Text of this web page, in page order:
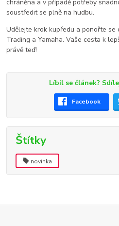
chráněna a v případě potřeby
soustředit se plně na hudbu.
Udělejte krok kupředu a ponořte se
Trading a Yamaha. Vaše cesta k
právě teď!
Líbil se článek?
Facebook
Štítky
novinka